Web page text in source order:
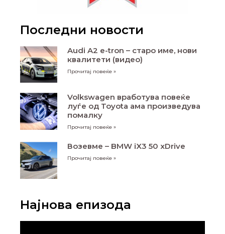
Последни новости
Audi A2 e-tron – старо име, нови
квалитети (видео)
Прочитај повеќе »
Volkswagen вработува повеќе
луѓе од Toyota ама произведува
помалку
Прочитај повеќе »
Возевме – BMW iX3 50 xDrive
Прочитај повеќе »
Најнова епизода